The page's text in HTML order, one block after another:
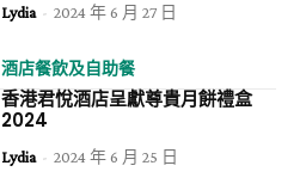
Lydia - 2024 年 6 月 27 日
酒店餐飲及自助餐
香港君悅酒店呈獻尊貴月餅禮盒
2024
Lydia - 2024 年 6 月 25 日